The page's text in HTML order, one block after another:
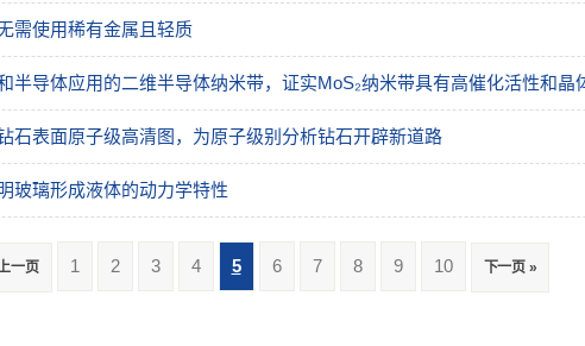
需使用稀有金属且轻质
半导体应用的二维半导体纳米带，证实MoS₂纳米带具有高催化活性和晶
石表面原子级高清图，为原子级别分析钻石开辟新道路
玻璃形成液体的动力学特性
一页 1 2 3 4 5 6 7 8 9 10 下一页 »